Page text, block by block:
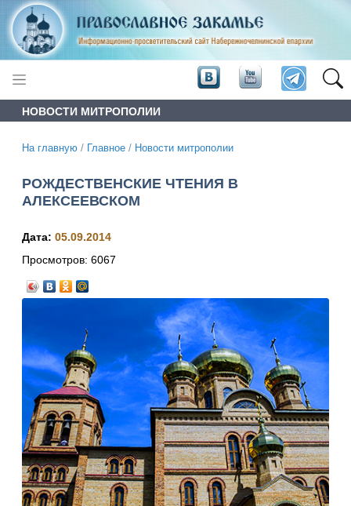
НОВОСТИ МИТРОПОЛИИ
На главную / Главное / Новости митрополии
РОЖДЕСТВЕНСКИЕ ЧТЕНИЯ В
АЛЕКСЕЕВСКОМ
Дата: 05.09.2014
Просмотров: 6067